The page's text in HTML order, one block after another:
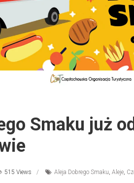
Smaku już
515 Views Aleja Dobrego Smaku Aleje